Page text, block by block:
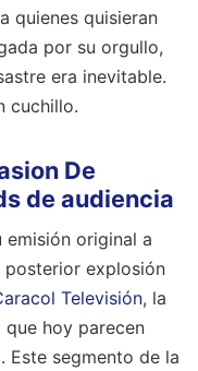
quienes quisieran
por su orgullo,
era inevitable.
cuchillo.
De
de audiencia
emisión original a
explosión
Televisión, la
hoy parecen
Este segmento de la